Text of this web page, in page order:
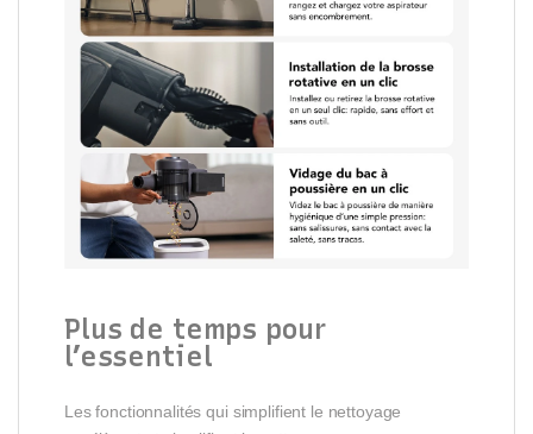
Plus de temps pour
l’essentiel
Les fonctionnalités qui simplifient le nettoyage